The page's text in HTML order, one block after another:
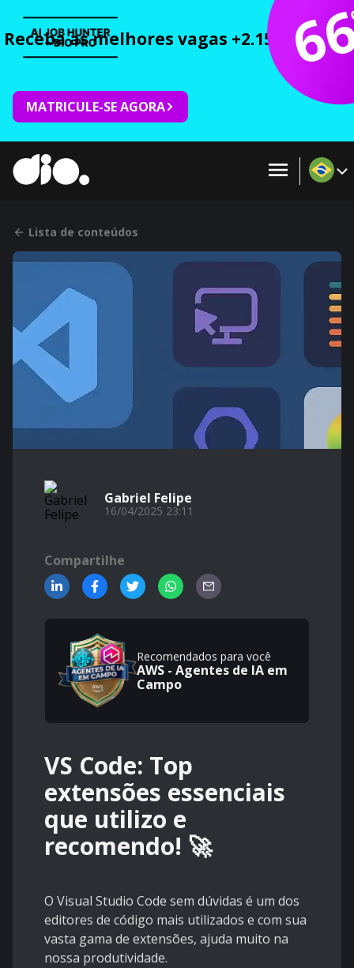
Receba as melhores vagas +2.150 cursos
MATRICULE-SE AGORA
Lista de conteúdos
Gabriel Felipe
16/04/2025 23:11
Compartilhe
Recomendados para você
AWS - Agentes de IA em
Campo
VS Code: Top
extensões essenciais
que utilizo e
recomendo! 🚀
O Visual Studio Code sem dúvidas é um dos
editores de código mais utilizados e com sua
vasta gama de extensões, ajuda muito na
nossa produtividade.